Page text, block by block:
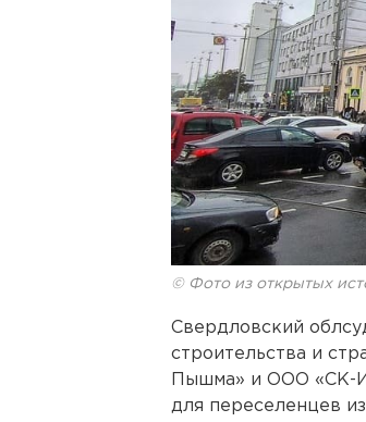
© Фото из открытых
Свердловский
строительства и
Пышма» и ООО «СК-
для переселенцев